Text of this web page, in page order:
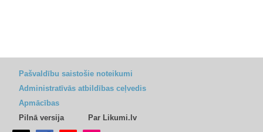
Pašvaldību saistošie noteikumi
Administratīvās atbildības ceļvedis
Apmācības
Pilnā versija
Par Likumi.lv